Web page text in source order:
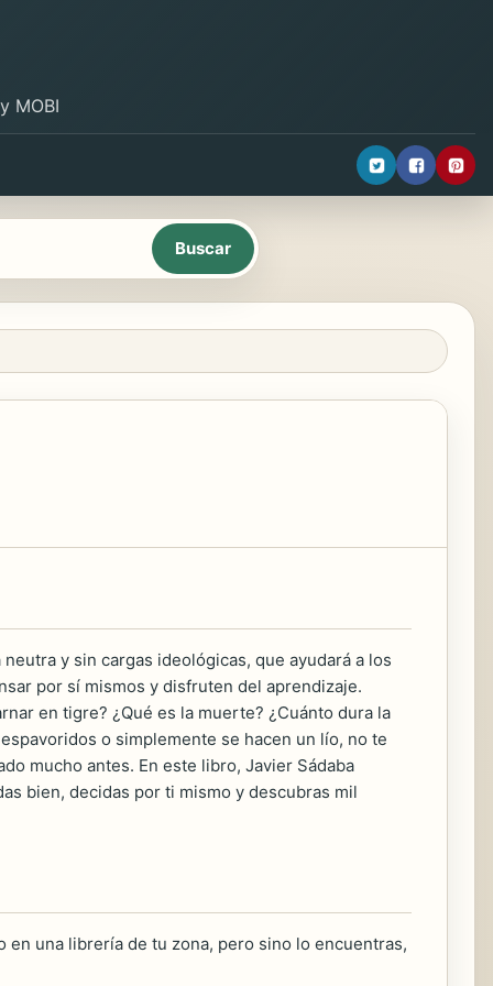
MOBI
y sin cargas ideológicas, que ayudará a los
por sí mismos y disfruten del aprendizaje.
en tigre? ¿Qué es la muerte? ¿Cuánto dura la
o simplemente se hacen un lío, no te
mucho antes. En este libro, Javier Sádaba
bien, decidas por ti mismo y descubras mil
una librería de tu zona, pero sino lo encuentras,